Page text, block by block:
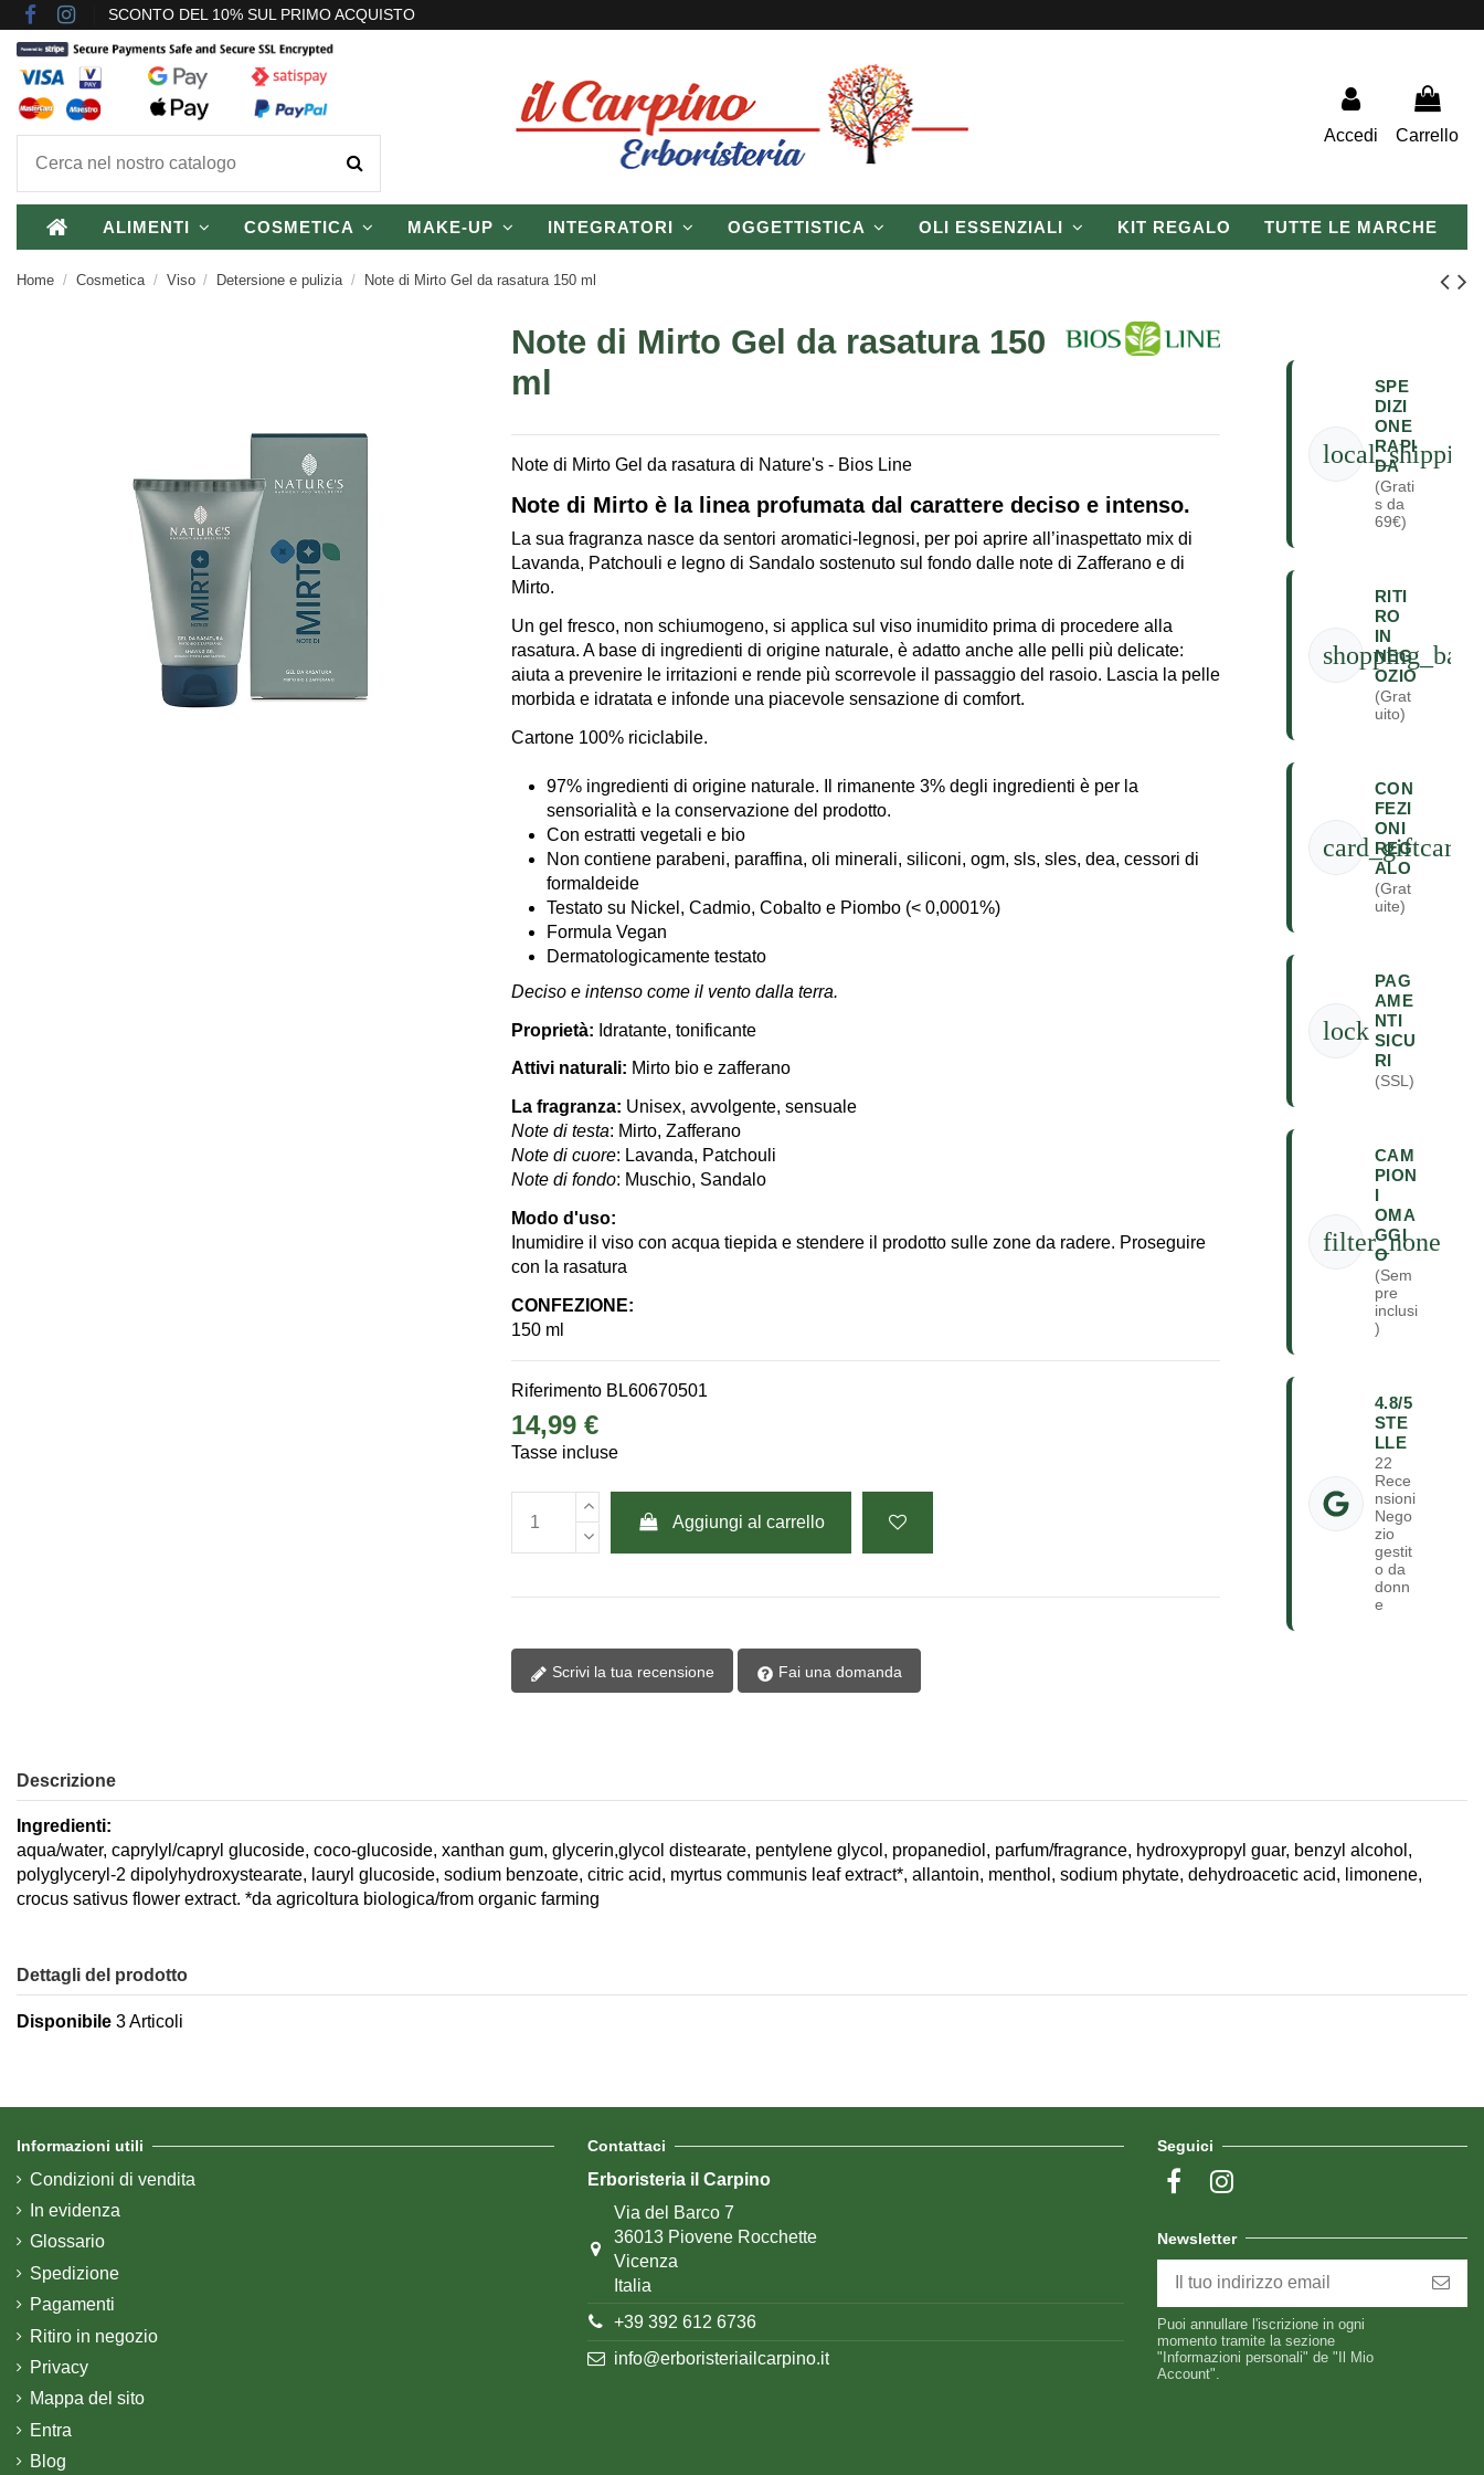
SCONTO DEL 10% SUL PRIMO ACQUISTO
Accedi Carrello
ALIMENTI COSMETICA MAKE-UP INTEGRATORI OGGETTISTICA OLI ESSENZIALI KIT REGALO TUTTE LE MARCHE
Home Cosmetica Viso Detersione e pulizia Note di Mirto Gel da rasatura 150 ml
Note di Mirto Gel da rasatura 150
ml
Note di Mirto Gel da rasatura di Nature's - Bios Line
Note di Mirto è la linea profumata dal carattere deciso e intenso.
La sua fragranza nasce da sentori aromatici-legnosi, per poi aprire all’inaspettato mix di
Lavanda, Patchouli e legno di Sandalo sostenuto sul fondo dalle note di Zafferano e di
Mirto.
Un gel fresco, non schiumogeno, si applica sul viso inumidito prima di procedere alla
rasatura. A base di ingredienti di origine naturale, è adatto anche alle pelli più delicate:
aiuta a prevenire le irritazioni e rende più scorrevole il passaggio del rasoio. Lascia la pelle
morbida e idratata e infonde una piacevole sensazione di comfort.
Cartone 100% riciclabile.
97% ingredienti di origine naturale. Il rimanente 3% degli ingredienti è per la
sensorialità e la conservazione del prodotto.
Con estratti vegetali e bio
Non contiene parabeni, paraffina, oli minerali, siliconi, ogm, sls, sles, dea, cessori di
formaldeide
Testato su Nickel, Cadmio, Cobalto e Piombo (< 0,0001%)
Formula Vegan
Dermatologicamente testato
Deciso e intenso come il vento dalla terra.
Proprietà: Idratante, tonificante
Attivi naturali: Mirto bio e zafferano
La fragranza: Unisex, avvolgente, sensuale
Note di testa: Mirto, Zafferano
Note di cuore: Lavanda, Patchouli
Note di fondo: Muschio, Sandalo
Modo d'uso:
Inumidire il viso con acqua tiepida e stendere il prodotto sulle zone da radere. Proseguire
con la rasatura
CONFEZIONE:
150 ml
Riferimento BL60670501
14,99 €
Tasse incluse
Aggiungi al carrello
Scrivi la tua recensione Fai una domanda
local_shipping
SPE
DIZI
ONE
RAPI
DA
(Grati
s da
69€)
shopping_bag
RITI
RO
IN
NEG
OZIO
(Grat
uito)
card_giftcard
CON
FEZI
ONI
REG
ALO
(Grat
uite)
lock
PAG
AME
NTI
SICU
RI
(SSL)
filter_none
CAM
PION
I
OMA
GGI
O
(Sem
pre
inclusi
)
4.8/5
STE
LLE
22
Rece
nsioni
Nego
zio
gestit
o da
donn
e
Descrizione
Ingredienti:
aqua/water, caprylyl/capryl glucoside, coco-glucoside, xanthan gum, glycerin,glycol distearate, pentylene glycol, propanediol, parfum/fragrance, hydroxypropyl guar, benzyl alcohol,
polyglyceryl-2 dipolyhydroxystearate, lauryl glucoside, sodium benzoate, citric acid, myrtus communis leaf extract*, allantoin, menthol, sodium phytate, dehydroacetic acid, limonene,
crocus sativus flower extract. *da agricoltura biologica/from organic farming
Dettagli del prodotto
Disponibile 3 Articoli
Informazioni utili
Condizioni di vendita
In evidenza
Glossario
Spedizione
Pagamenti
Ritiro in negozio
Privacy
Mappa del sito
Entra
Blog
Contattaci
Erboristeria il Carpino
Via del Barco 7
36013 Piovene Rocchette
Vicenza
Italia
+39 392 612 6736
info@erboristeriailcarpino.it
Seguici
Newsletter
Puoi annullare l'iscrizione in ogni
momento tramite la sezione
"Informazioni personali" de "Il Mio
Account".